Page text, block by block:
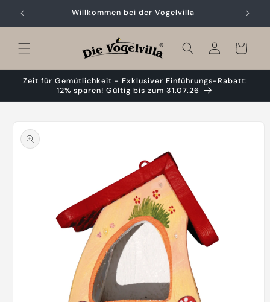
Skip to
content
Willkommen bei der Vogelvilla
Cart
Zeit für Gemütlichkeit - Exklusiver Einführungs-Rabatt:
12% sparen! Gültig bis zum 31.07.26
product
information